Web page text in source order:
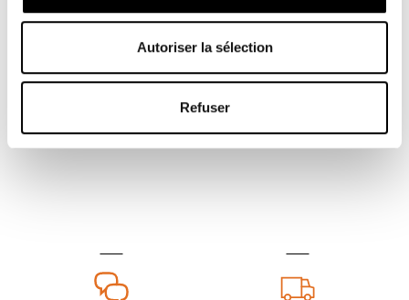
Autoriser la sélection
Refuser
RS27 (pequeño formato)
Las placas de retorno
adhesivas de pequeño
una...
11,00 €
Las toallitas antisépticas
Sanitizer limpian,
4,00 €